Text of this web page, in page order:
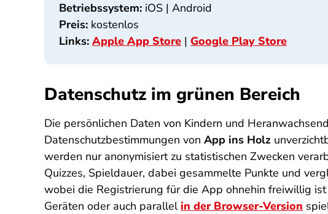
Betriebssystem: iOS | Android
Preis: kostenlos
Links: Apple App Store | Google Play Store
Datenschutz im grünen Bereich
Die persönlichen Daten von Kindern und
Datenschutzbestimmungen von App ins Holz
werden nur anonymisiert zu statistischen Zwecken
Quizzes, Spieldauer, dabei gesammelte Punkte und
wobei die Registrierung für die App ohnehin freiwillig
Geräten oder auch parallel in der Browser-Version